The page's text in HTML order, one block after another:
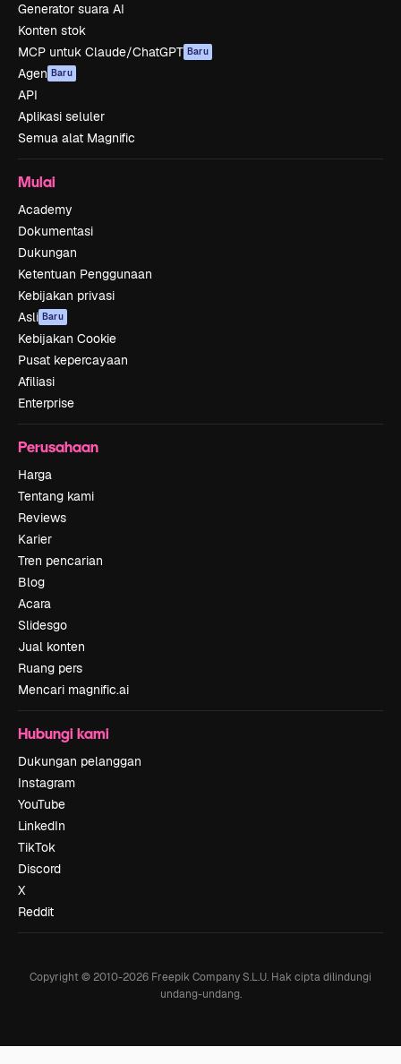
Generator suara AI
Konten stok
MCP untuk Claude/ChatGPT Baru
Agen Baru
API
Aplikasi seluler
Semua alat Magnific
Mulai
Academy
Dokumentasi
Dukungan
Ketentuan Penggunaan
Kebijakan privasi
Asli Baru
Kebijakan Cookie
Pusat kepercayaan
Afiliasi
Enterprise
Perusahaan
Harga
Tentang kami
Reviews
Karier
Tren pencarian
Blog
Acara
Slidesgo
Jual konten
Ruang pers
Mencari magnific.ai
Hubungi kami
Dukungan pelanggan
Instagram
YouTube
LinkedIn
TikTok
Discord
X
Reddit
Copyright © 2010-2026 Freepik Company S.L.U. Hak cipta dilindungi
undang-undang.